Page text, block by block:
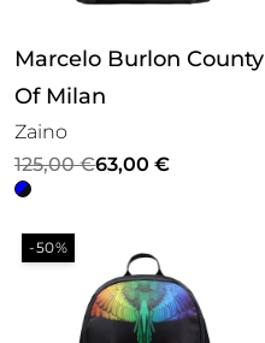
Marcelo Burlon County
Of Milan
Zaino
125,00€
Il
prezzo
originale
era:
125,00 €.
63,00 €
Il
prezzo
attuale
è:
-50%